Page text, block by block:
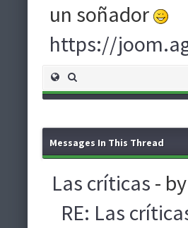
un soñador
https://
Messages In This Thread
Las críticas - by
RE: Las